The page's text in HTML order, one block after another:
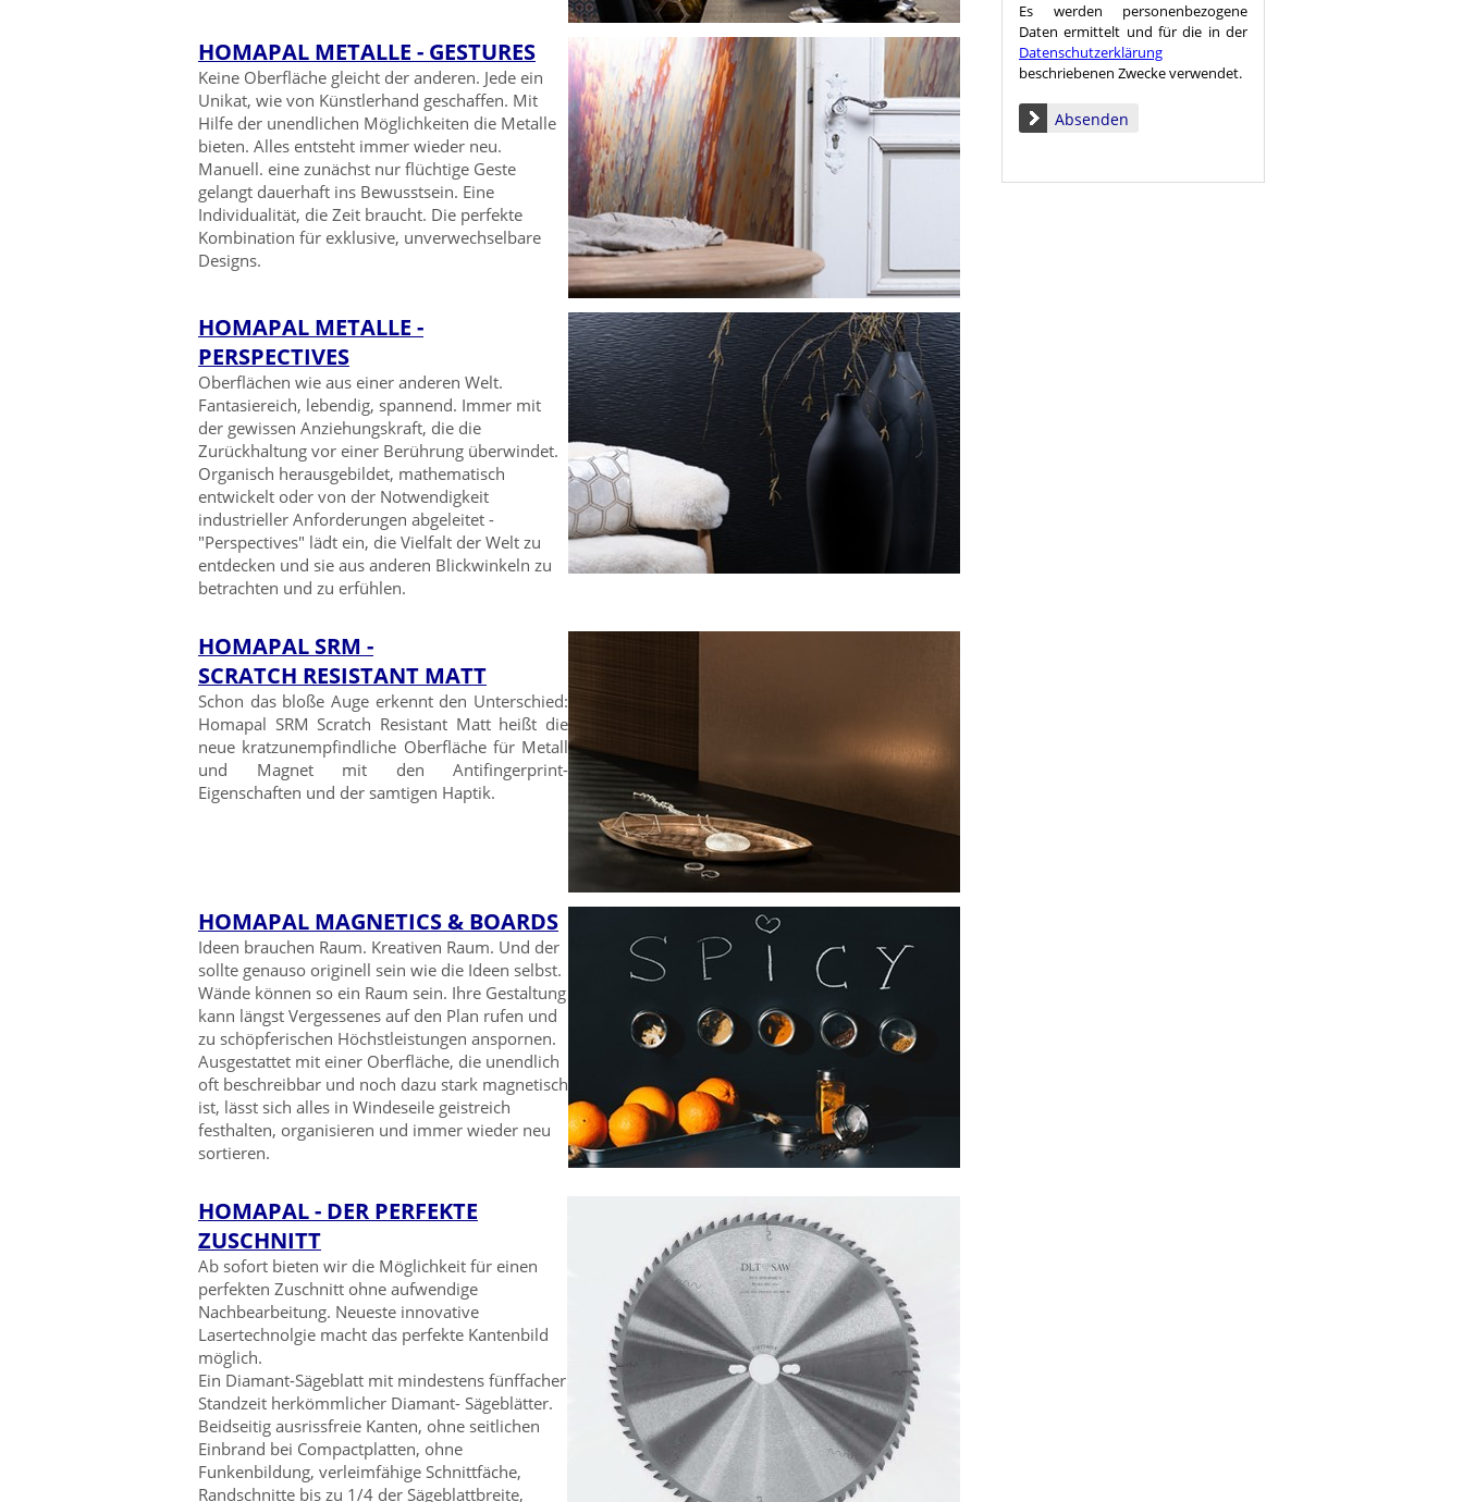
Es werden personenbezogene
Daten ermittelt und für die in der
Datenschutzerklärung
beschriebenen Zwecke verwendet.
HOMAPAL METALLE - GESTURES
Keine Oberfläche gleicht der anderen. Jede ein
Unikat, wie von Künstlerhand geschaffen. Mit
Hilfe der unendlichen Möglichkeiten die Metalle
bieten. Alles entsteht immer wieder neu.
Manuell. eine zunächst nur flüchtige Geste
gelangt dauerhaft ins Bewusstsein. Eine
Individualität, die Zeit braucht. Die perfekte
Kombination für exklusive, unverwechselbare
Designs.
HOMAPAL METALLE -
PERSPECTIVES
Oberflächen wie aus einer anderen Welt.
Fantasiereich, lebendig, spannend. Immer mit
der gewissen Anziehungskraft, die die
Zurückhaltung vor einer Berührung überwindet.
Organisch herausgebildet, mathematisch
entwickelt oder von der Notwendigkeit
industrieller Anforderungen abgeleitet -
"Perspectives" lädt ein, die Vielfalt der Welt zu
entdecken und sie aus anderen Blickwinkeln zu
betrachten und zu erfühlen.
HOMAPAL SRM -
SCRATCH RESISTANT MATT
Schon das bloße Auge erkennt den Unterschied:
Homapal SRM Scratch Resistant Matt heißt die
neue kratzunempfindliche Oberfläche für Metall
und Magnet mit den Antifingerprint-
Eigenschaften und der samtigen Haptik.
HOMAPAL MAGNETICS & BOARDS
Ideen brauchen Raum. Kreativen Raum. Und der
sollte genauso originell sein wie die Ideen selbst.
Wände können so ein Raum sein. Ihre Gestaltung
kann längst Vergessenes auf den Plan rufen und
zu schöpferischen Höchstleistungen anspornen.
Ausgestattet mit einer Oberfläche, die unendlich
oft beschreibbar und noch dazu stark magnetisch
ist, lässt sich alles in Windeseile geistreich
festhalten, organisieren und immer wieder neu
sortieren.
HOMAPAL - DER PERFEKTE
ZUSCHNITT
Ab sofort bieten wir die Möglichkeit für einen
perfekten Zuschnitt ohne aufwendige
Nachbearbeitung. Neueste innovative
Lasertechnolgie macht das perfekte Kantenbild
möglich.
Ein Diamant-Sägeblatt mit mindestens fünffacher
Standzeit herkömmlicher Diamant- Sägeblätter.
Beidseitig ausrissfreie Kanten, ohne seitlichen
Einbrand bei Compactplatten, ohne
Funkenbildung, verleimfähige Schnittfäche,
Randschnitte bis zu 1/4 der Sägeblattbreite,